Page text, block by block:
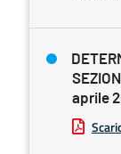
aprile